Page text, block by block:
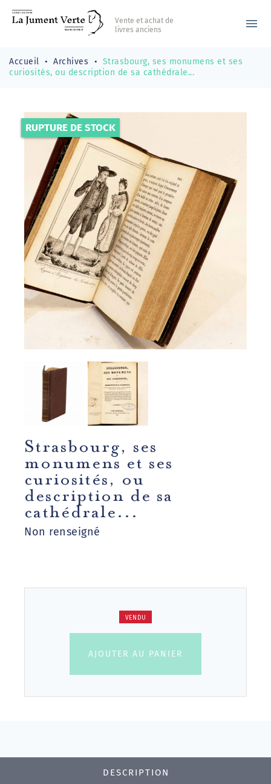
Vente et achat de
livres anciens
menu
Accueil Archives
Strasbourg, ses monumens et ses
curiosités, ou description de sa cathédrale...
-90,00 €
RUPTURE DE STOCK
Strasbourg, ses
monumens et ses
curiosités, ou
description de sa
cathédrale...
Non renseigné
VENDU
AJOUTER AU PANIER
DESCRIPTION